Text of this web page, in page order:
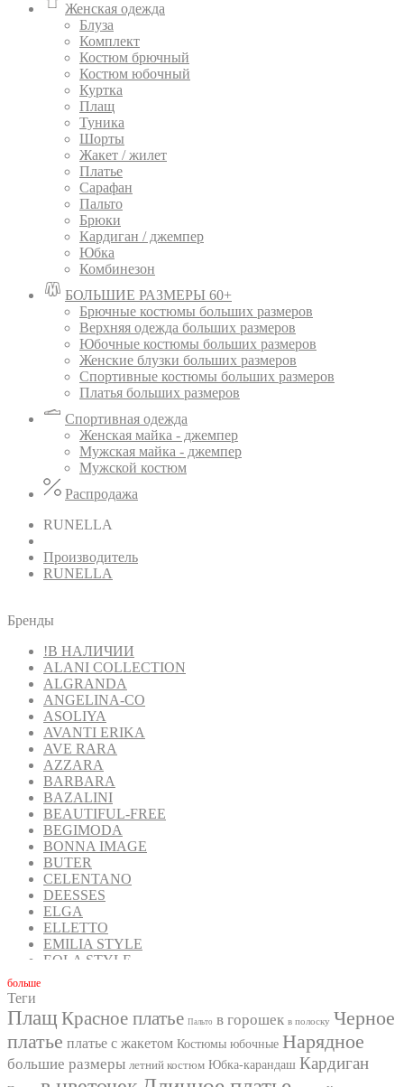
Женская одежда
Блуза
Комплект
Костюм брючный
Костюм юбочный
Куртка
Плащ
Туника
Шорты
Жакет / жилет
Платье
Сарафан
Пальто
Брюки
Кардиган / джемпер
Юбка
Комбинезон
БОЛЬШИЕ РАЗМЕРЫ 60+
Брючные костюмы больших размеров
Верхняя одежда больших размеров
Юбочные костюмы больших размеров
Женские блузки больших размеров
Спортивные костюмы больших размеров
Платья больших размеров
Спортивная одежда
Женская майка - джемпер
Мужская майка - джемпер
Мужской костюм
Распродажа
RUNELLA
Производитель
RUNELLA
Бренды
!В НАЛИЧИИ
ALANI COLLECTION
ALGRANDA
ANGELINA-CO
ASOLIYA
AVANTI ERIKA
AVE RARA
AZZARA
BARBARA
BAZALINI
BEAUTIFUL-FREE
BEGIMODA
BONNA IMAGE
BUTER
CELENTANO
DEESSES
ELGA
ELLETTO
EMILIA STYLE
EOLA STYLE
FOXY FOX
GIZART
GOLDEN VALLEY
IVA
бoльше
Теги
Плащ Красное платье Пальто в горошек в полоску Черное
платье платье с жакетом Костюмы юбочные Нарядное
большие размеры летний костюм Юбка-карандаш Кардиган